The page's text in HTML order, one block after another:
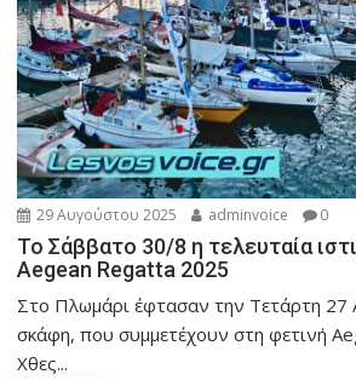
29 Αυγούστου 2025 adminvoice 0
Το Σάββατο 30/8 η τελευταία
Aegean Regatta 2025
Στο Πλωμάρι έφτασαν την Τετάρτη 27
σκάφη, που συμμετέχουν στη φετινή
Χθες...